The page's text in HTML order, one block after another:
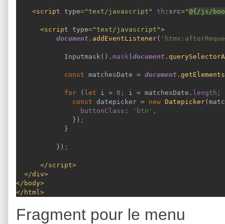
    <script
type="text/javascript" th :src="@{/js/
      <script
type="text/javascript">
document . addEventListener(
Inputmask(). mask( document .
            const
matchesDate = document .
            for
( let i = 0 ; i < matchesDate. length ;
const datepicker = new Datepicker
buttonClass : 'btn' ,
}) ;
}
          })
;
</script>
  </div>
</body>
</html>
Fragment pour le menu